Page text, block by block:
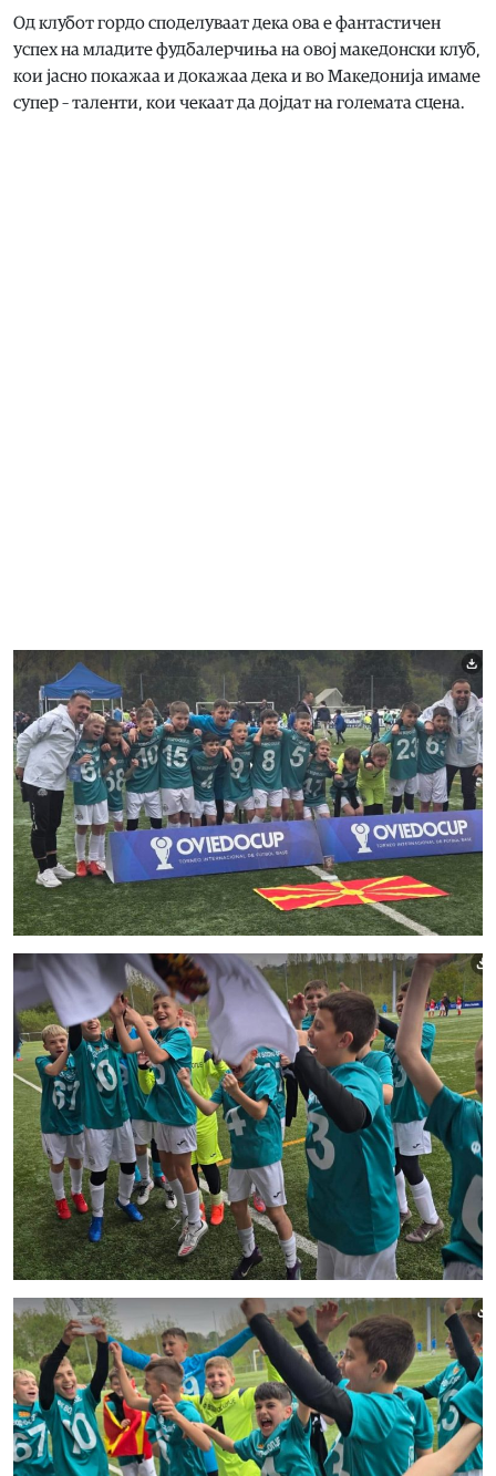
Од клубот гордо споделуваат дека ова е фантастичен
успех на младите фудбалерчиња на овој македонски клуб,
кои јасно покажаа и докажаа дека и во Македонија имаме
супер – таленти, кои чекаат да дојдат на големата сцена.